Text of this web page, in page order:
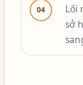
04
Lối
sở